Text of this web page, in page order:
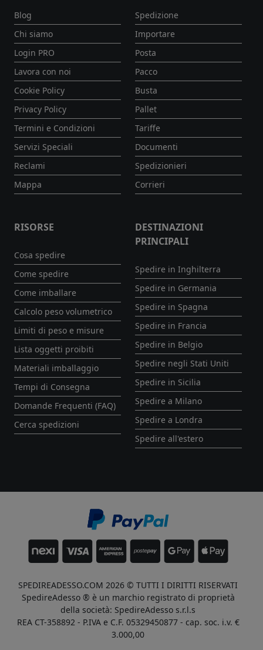
Blog
Chi siamo
Login PRO
Lavora con noi
Cookie Policy
Privacy Policy
Termini e Condizioni
Servizi Speciali
Reclami
Mappa
Spedizione
Importare
Posta
Pacco
Busta
Pallet
Tariffe
Documenti
Spedizionieri
Corrieri
RISORSE
Cosa spedire
Come spedire
Come imballare
Calcolo peso volumetrico
Limiti di peso e misure
Lista oggetti proibiti
Materiali imballaggio
Tempi di Consegna
Domande Frequenti (FAQ)
Cerca spedizioni
DESTINAZIONI
PRINCIPALI
Spedire in Inghilterra
Spedire in Germania
Spedire in Spagna
Spedire in Francia
Spedire in Belgio
Spedire negli Stati Uniti
Spedire in Sicilia
Spedire a Milano
Spedire a Londra
Spedire all'estero
SPEDIREADESSO.COM 2026 © TUTTI I DIRITTI RISERVATI
SpedireAdesso ® è un marchio registrato di proprietà
della società: SpedireAdesso s.r.l.s
REA CT-358892 - P.IVA e C.F. 05329450877 - cap. soc. i.v. €
3.000,00